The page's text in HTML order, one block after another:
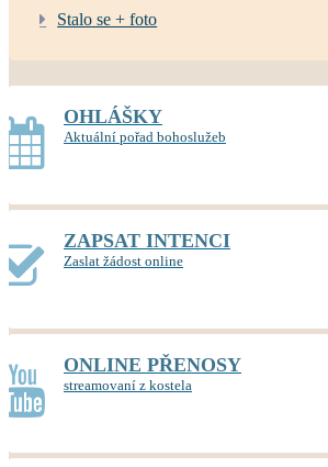
Stalo se + foto
OHLÁŠKY
Aktuální pořad bohoslužeb
ZAPSAT INTENCI
Zaslat žádost online
ONLINE PŘENOSY
streamovaní z kostela